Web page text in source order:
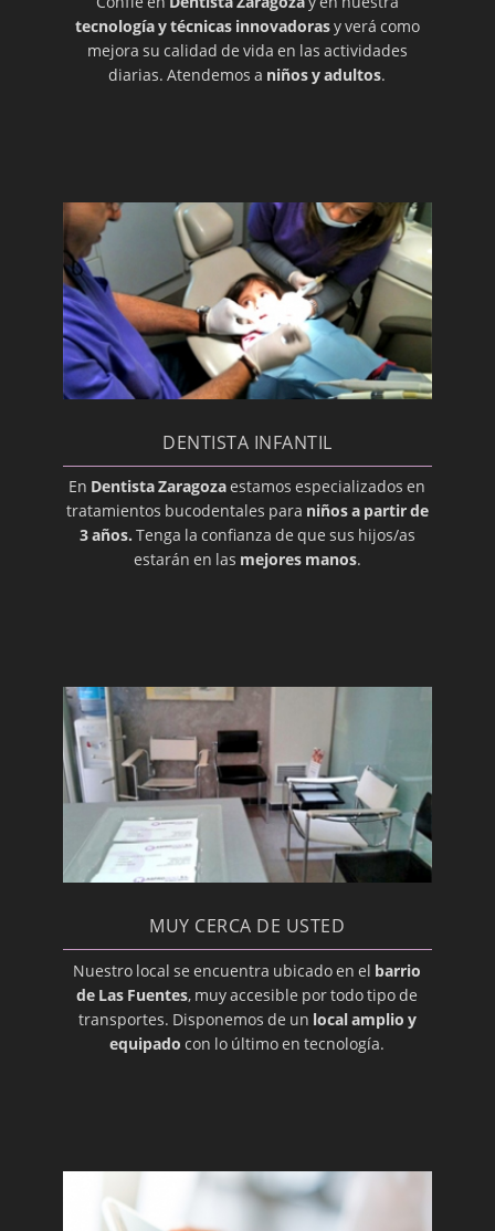
Cariogénico
Cavidad Pulpar
Cúspide
Dentición
Dentición
Dentina
Desbridamiento
Diente Impactado
Temporomandibular
Edéntulo
Enchapado
Enfermedad periodontal
Extracción
Gíngiva (Encía)
Gingivoplastia
Glándulas Parótidas
Glándulas Submandibulares
Hiperplasia Gingival
Imágenes, Diagnóstico
Implantación, Dental
Injerto
Intraoral
Lingual
Maligno
tecnología y técnicas innovadorasy verá como
mejora su calidad de vida en las actividades
diarias. Atendemos a niños y adultos.
DENTISTA INFANTIL
En Dentista Zaragozaestamos especializados en
tratamientos bucodentales para niños a partir de
3 años. Tenga la confianza de que sus hijos/as
estarán en las mejores manos.
MUY CERCA DE USTED
Nuestro local se encuentra ubicado en el barrio
de Las Fuentes, muy accesible por todo tipo de
transportes. Disponemos de un local amplio y
equipado con lo último en tecnología.